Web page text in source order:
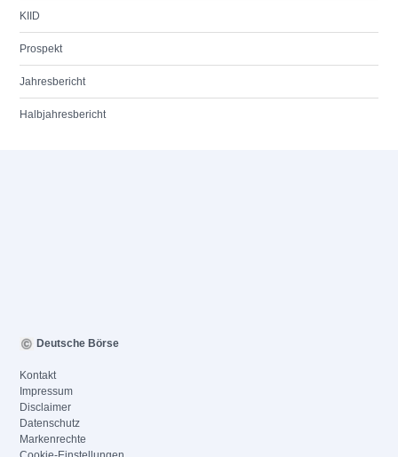
KIID
Prospekt
Jahresbericht
Halbjahresbericht
Deutsche Börse
Kontakt
Impressum
Disclaimer
Datenschutz
Markenrechte